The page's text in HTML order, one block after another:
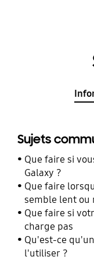
Sujets
Que faire si
Galaxy ?
Que faire
semble lent ou
Que faire si
charge pas
Qu'est-ce
l'utiliser ?